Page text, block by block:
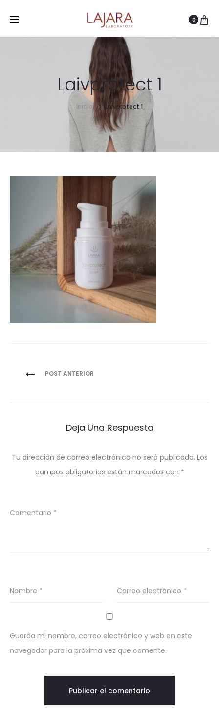
0
Laivprotect 1
Inicio Laivprotect 1
Navegación
POST ANTERIOR
Deja Una Respuesta
Tu dirección de correo electrónico no será publicada. Los
campos obligatorios están marcados con *
Comentario *
Nombre * Correo electrónico *
Guarda mi nombre, correo electrónico y web en este
navegador para la próxima vez que comente.